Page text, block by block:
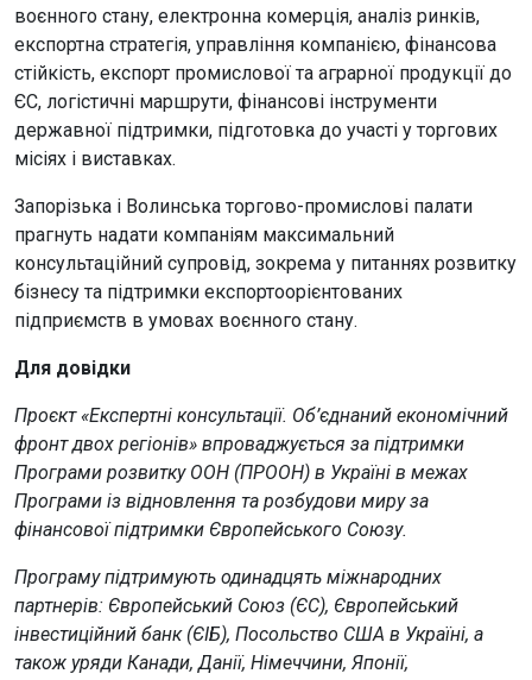
воєнного стану, електронна комерція, аналіз ринків,
експортна стратегія, управління компанією, фінансова
стійкість, експорт промислової та аграрної продукції до
ЄС, логістичні маршрути, фінансові інструменти
державної підтримки, підготовка до участі у торгових
місіях і виставках.
Запорізька і Волинська торгово-промислові палати
прагнуть надати компаніям максимальний
консультаційний супровід, зокрема у питаннях розвитку
бізнесу та підтримки експортоорієнтованих
підприємств в умовах воєнного стану.
Для довідки
Проєкт «Експертні консультації. Об’єднаний економічний
фронт двох регіонів» впроваджується за підтримки
Програми розвитку ООН (ПРООН) в Україні в межах
Програми із відновлення та розбудови миру за
фінансової підтримки Європейського Союзу.
Програму підтримують одинадцять міжнародних
партнерів: Європейський Союз (ЄС), Європейський
інвестиційний банк (ЄІБ), Посольство США в Україні, а
також уряди Канади, Данії, Німеччини, Японії,